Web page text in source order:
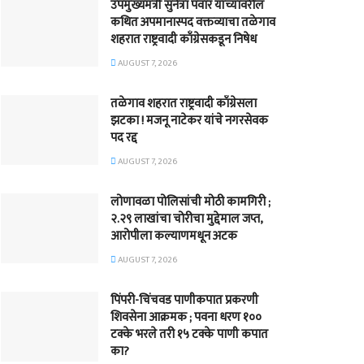
उपमुख्यमंत्री सुनेत्रा पवार यांच्यावरील
कथित अपमानास्पद वक्तव्याचा तळेगाव
शहरात राष्ट्रवादी काँग्रेसकडून निषेध
AUGUST 7, 2026
तळेगाव शहरात राष्ट्रवादी काँग्रेसला
झटका ! मजनू नाटेकर यांचे नगरसेवक
पद रद्द
AUGUST 7, 2026
लोणावळा पोलिसांची मोठी कामगिरी ;
२.२९ लाखांचा चोरीचा मुद्देमाल जप्त,
आरोपीला कल्याणमधून अटक
AUGUST 7, 2026
पिंपरी-चिंचवड पाणीकपात प्रकरणी
शिवसेना आक्रमक ; पवना धरण १००
टक्के भरले तरी १५ टक्के पाणी कपात
का?